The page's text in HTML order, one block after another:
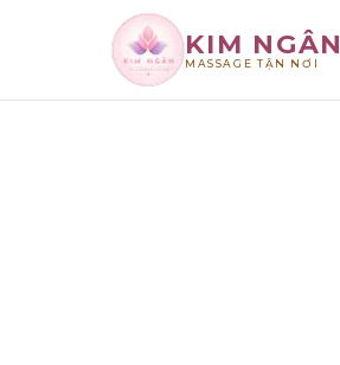
KIM NGÂN
MASSAGE TẬN NƠI